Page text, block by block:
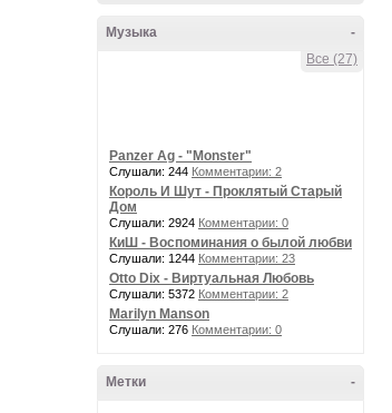
-
Музыка
Все (27)
Panzer Ag - "Monster"
Слушали: 244 Комментарии: 2
Король И Шут - Проклятый Старый
Дом
Слушали: 2924 Комментарии: 0
КиШ - Воспоминания о былой любви
Слушали: 1244 Комментарии: 23
Otto Dix - Виртуальная Любовь
Слушали: 5372 Комментарии: 2
Marilyn Manson
Слушали: 276 Комментарии: 0
-
Метки